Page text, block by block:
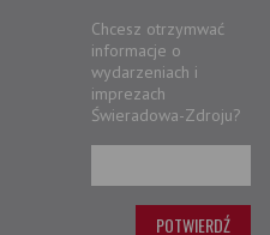
Chcesz otrzymwać
informacje o
wydarzeniach i
imprezach
Świeradowa-Zdroju?